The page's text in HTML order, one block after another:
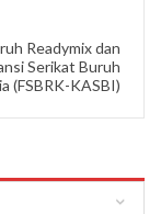
Readymix dan
Serikat Buruh
(FSBRK-KASBI)